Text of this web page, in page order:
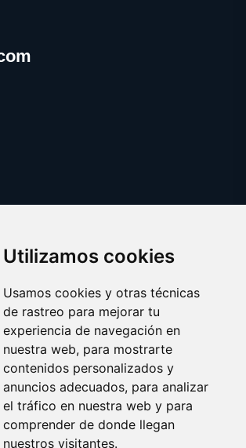
Utilizamos cookies
Usamos cookies y otras técnicas
de rastreo para mejorar tu
experiencia de navegación en
nuestra web, para mostrarte
contenidos personalizados y
anuncios adecuados, para analizar
el tráfico en nuestra web y para
comprender de donde llegan
nuestros visitantes.
cookies preferences
© 2025 docerosas.com